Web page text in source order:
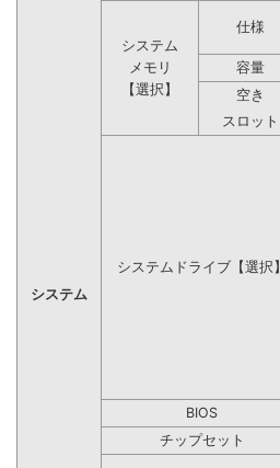
システム
システム
メモリ
【選択】
仕様
容量
空き
スロット
システムドライブ【選択】
BIOS
チップセット